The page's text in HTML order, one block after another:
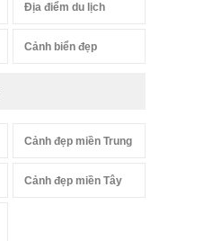
Địa điểm du lịch
Cảnh biển đẹp
Cảnh đẹp miền Trung
Cảnh đẹp miền Tây